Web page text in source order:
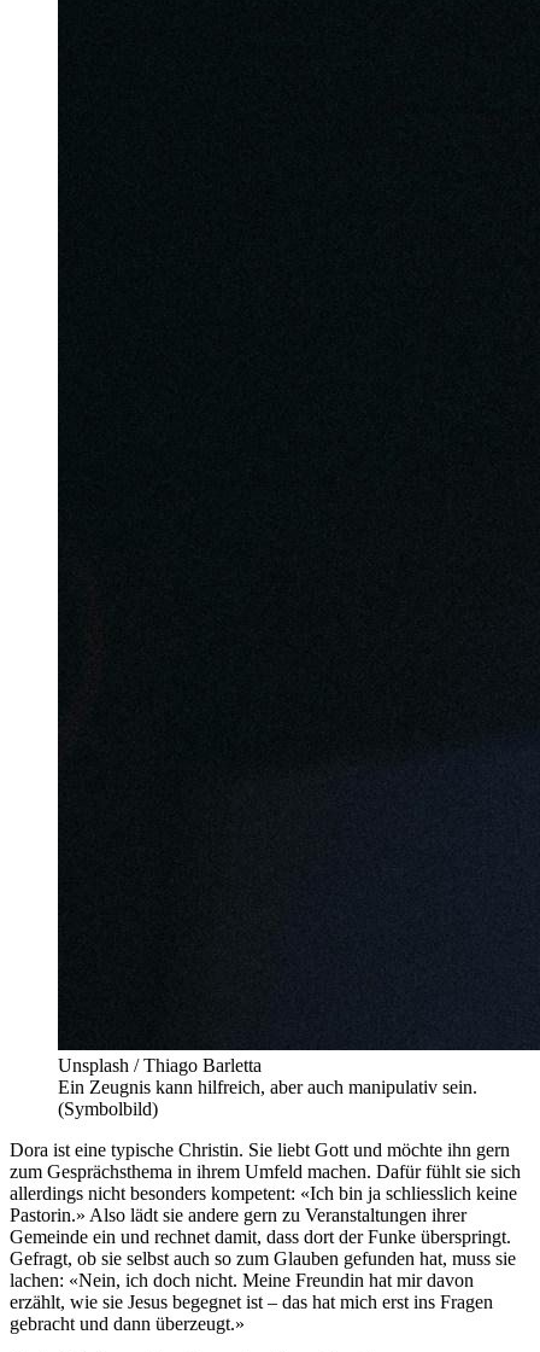
Unsplash / Thiago Barletta
Ein Zeugnis kann hilfreich, aber auch manipulativ sein.
(Symbolbild)
Dora ist eine typische Christin. Sie liebt Gott und möchte ihn gern
zum Gesprächsthema in ihrem Umfeld machen. Dafür fühlt sie sich
allerdings nicht besonders kompetent: «Ich bin ja schliesslich keine
Pastorin.» Also lädt sie andere gern zu Veranstaltungen ihrer
Gemeinde ein und rechnet damit, dass dort der Funke überspringt.
Gefragt, ob sie selbst auch so zum Glauben gefunden hat, muss sie
lachen: «Nein, ich doch nicht. Meine Freundin hat mir davon
erzählt, wie sie Jesus begegnet ist – das hat mich erst ins Fragen
gebracht und dann überzeugt.»